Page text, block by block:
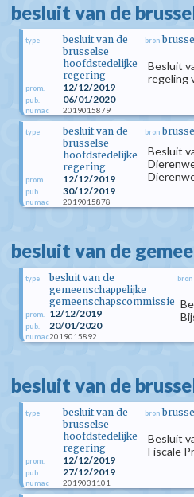
besluit van de
type
besluit van de
brusselse
hoofdstedelijke
regering
prom. 12/12/2019
pub. 06/01/2020
numac 2019015879
bron
Besluit
regeling
type
besluit van de
brusselse
hoofdstedelijke
regering
prom. 12/12/2019
pub. 30/12/2019
numac 2019015878
bron
Besluit
besluit van de
type
besluit van de
gemeenschappelijke
gemeenschapscommissie
prom. 12/12/2019
pub. 20/01/2020
numac2019015892
bron
besluit van de
type
besluit van de
brusselse
hoofdstedelijke
regering
prom. 12/12/2019
pub. 27/12/2019
numac 2019031101
bron
Besluit
Fiscale